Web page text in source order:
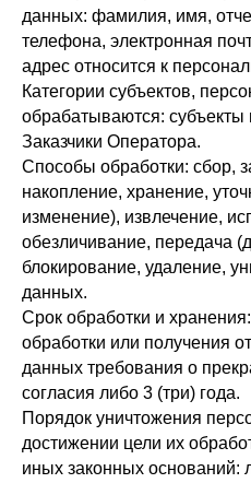
данных: фамилия, имя,
телефона, электронная
адрес относится к
Категории субъектов,
обрабатываются:
Заказчики Оператора.
Способы обработки: сбор,
накопление, хранение,
изменение), извлечение,
обезличивание, передача
блокирование, удаление,
данных.
Срок обработки и
обработки или получения
данных требования о
согласия либо 3 (три) года.
Порядок уничтожения
достижении цели их
иных законных оснований: